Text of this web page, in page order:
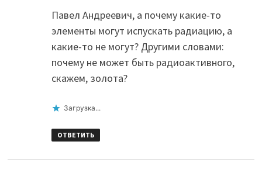
Павел Андреевич, а почему какие-то
элементы могут испускать радиацию, а
какие-то не могут? Другими словами:
почему не может быть радиоактивного,
скажем, золота?
Загрузка...
ОТВЕТИТЬ